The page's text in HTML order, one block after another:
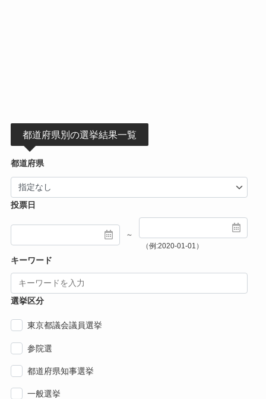
都道府県別の選挙結果一覧
都道府県
投票日
～
（例:2020-01-01）
キーワード
選挙区分
東京都議会議員選挙
参院選
都道府県知事選挙
一般選挙